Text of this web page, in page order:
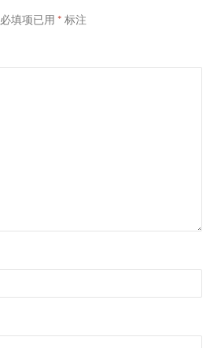
必填项已用 * 标注